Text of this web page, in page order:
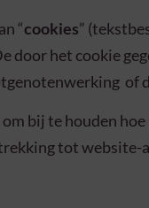
“cookies”
door het cookie
of
bij te houden
tot